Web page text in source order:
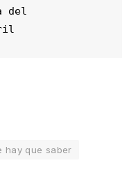
hay que saber